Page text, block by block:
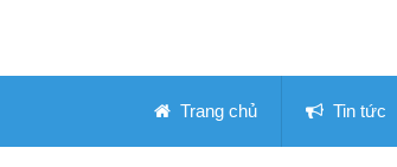
Trang chủ Tin tức